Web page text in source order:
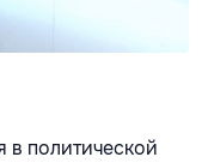
в политической